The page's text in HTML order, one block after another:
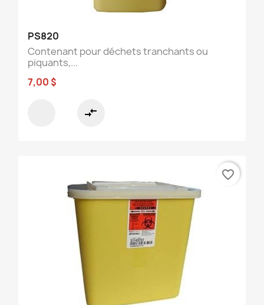
PS820
Contenant pour déchets tranchants ou
piquants,...
7,00 $
compare_arrows
favorite_border